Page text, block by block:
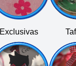
Exclusivas